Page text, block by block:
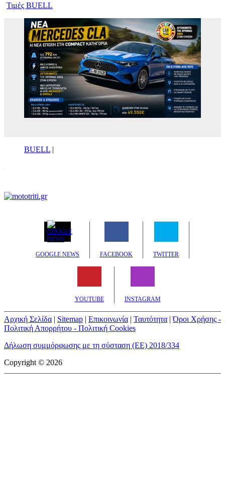
Τιμές BUELL
BUELL |
GOOGLE NEWS FACEBOOK TWITTER
YOUTUBE INSTAGRAM
Αρχική Σελίδα | Sitemap | Επικοινωνία | Ταυτότητα |Όροι Χρήσης -
Πολιτική Απορρήτου - Πολιτική Cookies
Δήλωση συμμόρφωσης με τη σύσταση (ΕΕ) 2018/334
Copyright © 2026